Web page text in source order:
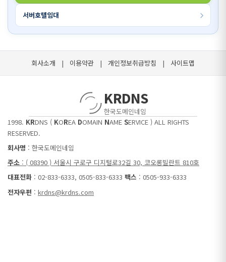
서버호텔임대
회사소개 | 이용약관 | 개인정보취급방침 | 사이트맵
KRDNS
한국도메인네임
1998. KRDNS ( KOREA DOMAIN NAME SERVICE ) ALL RIGHTS
RESERVED.
회사명 : 한국도메인네임
주소 : ( 08390 ) 서울시 구로구 디지털로32길 30, 코오롱빌란트 810호
대표전화 : 02-833-6333, 0505-833-6333 팩스 : 0505-933-6333
전자우편 : krdns@krdns.com